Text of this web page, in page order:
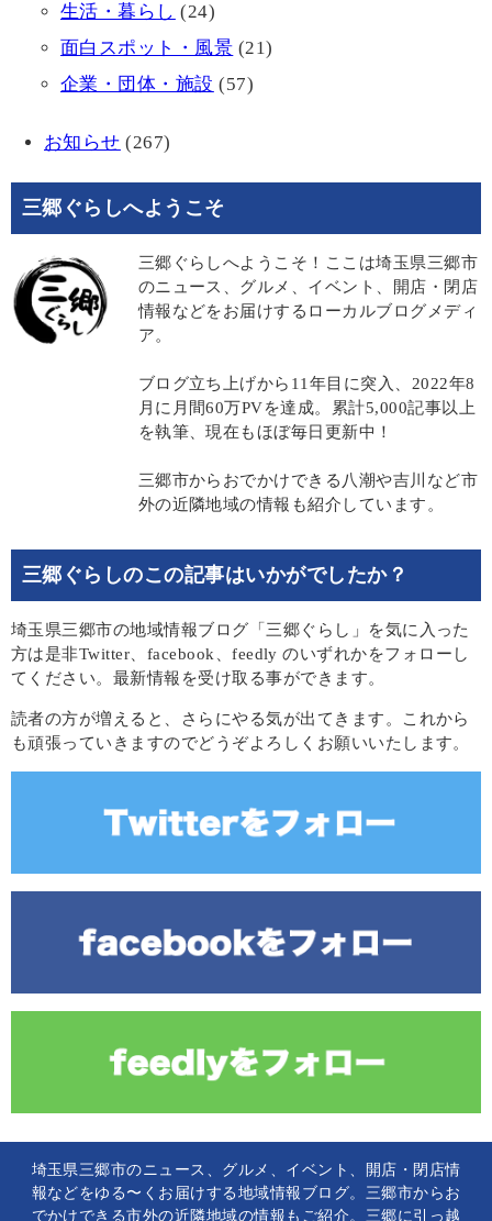
生活・暮らし (24)
面白スポット・風景 (21)
企業・団体・施設 (57)
お知らせ (267)
三郷ぐらしへようこそ
三郷ぐらしへようこそ！ここは埼玉県三郷市
のニュース、グルメ、イベント、開店・閉店
情報などをお届けするローカルブログメディ
ア。
ブログ立ち上げから11年目に突入、2022年8
月に月間60万PVを達成。累計5,000記事以上
を執筆、現在もほぼ毎日更新中！
三郷市からおでかけできる八潮や吉川など市
外の近隣地域の情報も紹介しています。
三郷ぐらしのこの記事はいかがでしたか？
埼玉県三郷市の地域情報ブログ「三郷ぐらし」を気に入った
方は是非Twitter、facebook、feedly のいずれかをフォローし
てください。最新情報を受け取る事ができます。
読者の方が増えると、さらにやる気が出てきます。これから
も頑張っていきますのでどうぞよろしくお願いいたします。
埼玉県三郷市のニュース、グルメ、イベント、開店・閉店情
報などをゆる〜くお届けする地域情報ブログ。三郷市からお
でかけできる市外の近隣地域の情報もご紹介。三郷に引っ越